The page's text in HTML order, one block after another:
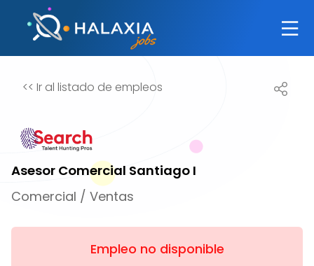
<< Ir al listado de empleos
Asesor Comercial Santiago I
Comercial / Ventas
Empleo no disponible